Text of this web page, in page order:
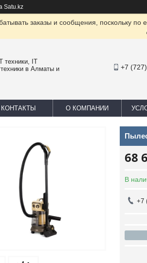
Satu.kz
заказы и сообщения, поскольку
техники, IT
в Алматы и
+7
КОНТАКТЫ О КОМПАНИИ
68
В
+7